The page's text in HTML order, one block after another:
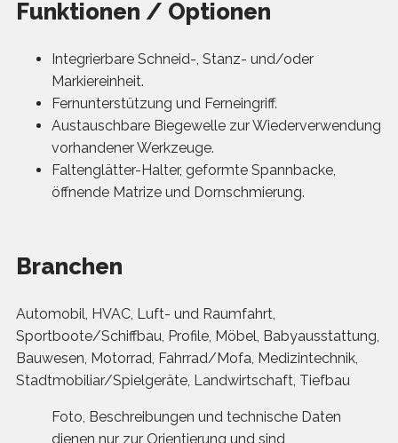
Funktionen / Optionen
Integrierbare Schneid-, Stanz- und/oder
Markiereinheit.
Fernunterstützung und Ferneingriff.
Austauschbare Biegewelle zur Wiederverwendung
vorhandener Werkzeuge.
Faltenglätter-Halter, geformte Spannbacke,
öffnende Matrize und Dornschmierung.
Branchen
Automobil, HVAC, Luft- und Raumfahrt,
Sportboote/Schiffbau, Profile, Möbel, Babyausstattung,
Bauwesen, Motorrad, Fahrrad/Mofa, Medizintechnik,
Stadtmobiliar/Spielgeräte, Landwirtschaft, Tiefbau
Foto, Beschreibungen und technische Daten
dienen nur zur Orientierung und sind